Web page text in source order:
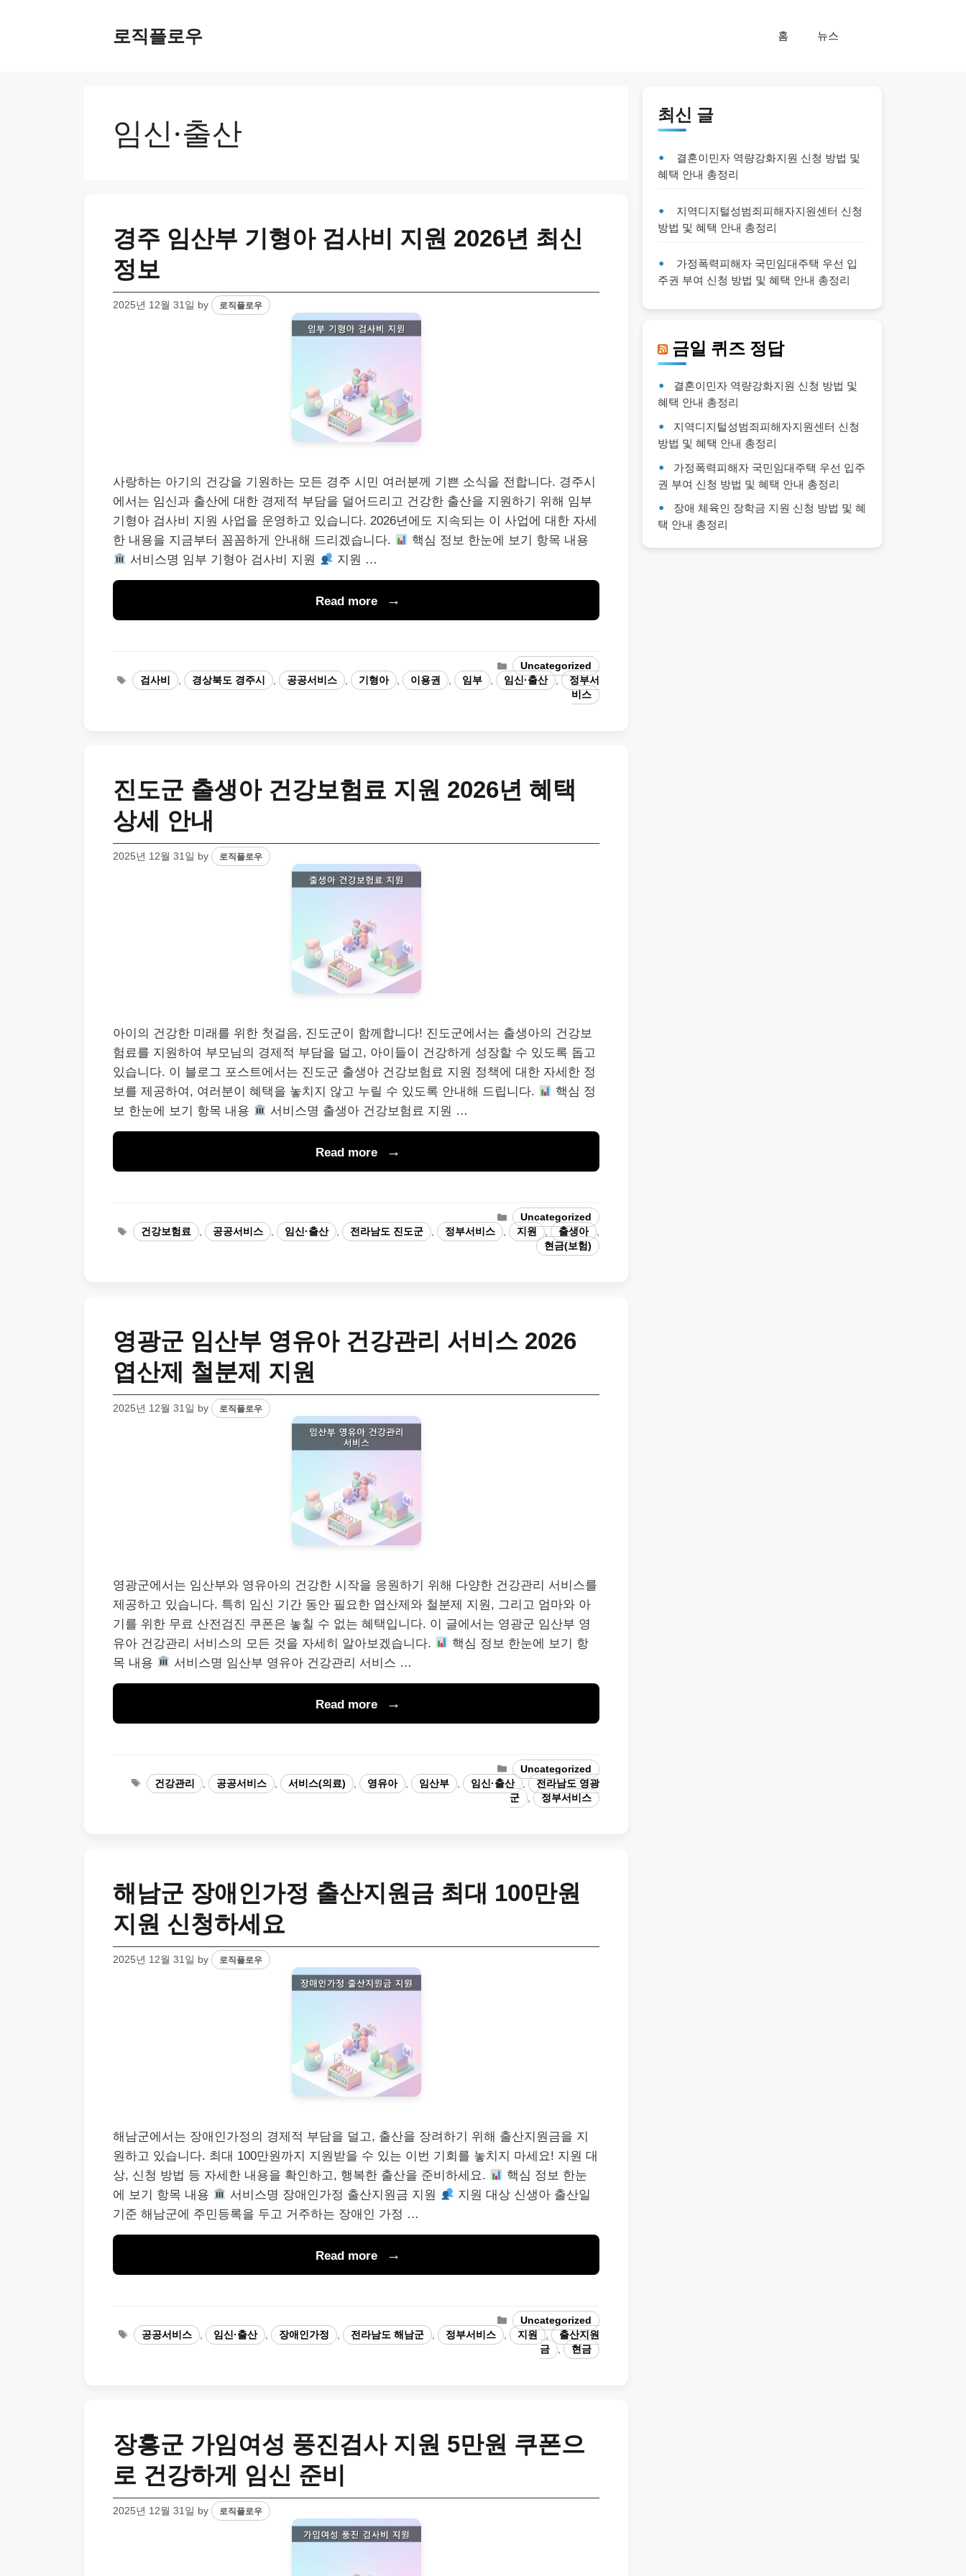
로직플로우 홈 뉴스
임신·출산
경주 임산부 기형아 검사비 지원 2026년 최신
정보
2025년 12월 31일 by 로직플로우
사랑하는 아기의 건강을 기원하는 모든 경주 시민 여러분께 기쁜 소식을 전합니다. 경주시
에서는 임신과 출산에 대한 경제적 부담을 덜어드리고 건강한 출산을 지원하기 위해 임부
기형아 검사비 지원 사업을 운영하고 있습니다. 2026년에도 지속되는 이 사업에 대한 자세
한 내용을 지금부터 꼼꼼하게 안내해 드리겠습니다.
핵심 정보 한눈에 보기 항목 내용
서비스명 임부 기형아 검사비 지원
지원 …
Read more
Categories
Uncategorized
Tags검사비 , 경상북도 경주시 , 공공서비스 , 기형아 , 이용권 , 임부 , 임신·출산 ,
정부서
비스
진도군 출생아 건강보험료 지원 2026년 혜택
상세 안내
2025년 12월 31일 by 로직플로우
아이의 건강한 미래를 위한 첫걸음, 진도군이 함께합니다! 진도군에서는 출생아의 건강보
험료를 지원하여 부모님의 경제적 부담을 덜고, 아이들이 건강하게 성장할 수 있도록 돕고
있습니다. 이 블로그 포스트에서는 진도군 출생아 건강보험료 지원 정책에 대한 자세한 정
보를 제공하여, 여러분이 혜택을 놓치지 않고 누릴 수 있도록 안내해 드립니다.
핵심 정
보 한눈에 보기 항목 내용
서비스명 출생아 건강보험료 지원 …
Read more
Categories
Uncategorized
Tags건강보험료 , 공공서비스 , 임신·출산 , 전라남도 진도군 , 정부서비스 , 지원 , 출생아
,
현금(보험)
영광군 임산부 영유아 건강관리 서비스 2026
엽산제 철분제 지원
2025년 12월 31일 by 로직플로우
영광군에서는 임산부와 영유아의 건강한 시작을 응원하기 위해 다양한 건강관리 서비스를
제공하고 있습니다. 특히 임신 기간 동안 필요한 엽산제와 철분제 지원, 그리고 엄마와 아
기를 위한 무료 산전검진 쿠폰은 놓칠 수 없는 혜택입니다. 이 글에서는 영광군 임산부 영
유아 건강관리 서비스의 모든 것을 자세히 알아보겠습니다.
핵심 정보 한눈에 보기 항
목 내용
서비스명 임산부 영유아 건강관리 서비스 …
Read more
Categories
Uncategorized
Tags건강관리 공공서비스 서비스(의료) 영유아 임산부 임신·출산
전라남도 영광
군
정부서비스
해남군 장애인가정 출산지원금 최대 100만원
지원 신청하세요
2025년 12월 31일 by 로직플로우
해남군에서는 장애인가정의 경제적 부담을 덜고, 출산을 장려하기 위해 출산지원금을 지
원하고 있습니다. 최대 100만원까지 지원받을 수 있는 이번 기회를 놓치지 마세요! 지원 대
상, 신청 방법 등 자세한 내용을 확인하고, 행복한 출산을 준비하세요.
핵심 정보 한눈
에 보기 항목 내용
서비스명 장애인가정 출산지원금 지원
지원 대상 신생아 출산일
기준 해남군에 주민등록을 두고 거주하는 장애인 가정 …
Read more
Categories
Uncategorized
Tags공공서비스 임신·출산 장애인가정 전라남도 해남군 정부서비스 지원
출산지원
금
현금
장흥군 가임여성 풍진검사 지원 5만원 쿠폰으
로 건강하게 임신 준비
2025년 12월 31일 by 로직플로우
최신 글
결혼이민자 역량강화지원 신청 방법 및
혜택 안내 총정리
지역디지털성범죄피해자지원센터 신청
방법 및 혜택 안내 총정리
가정폭력피해자 국민임대주택 우선 입
주권 부여 신청 방법 및 혜택 안내 총정리
금일 퀴즈 정답
결혼이민자 역량강화지원 신청 방법 및
혜택 안내 총정리
지역디지털성범죄피해자지원센터 신청
방법 및 혜택 안내 총정리
가정폭력피해자 국민임대주택 우선 입주
권 부여 신청 방법 및 혜택 안내 총정리
장애 체육인 장학금 지원 신청 방법 및 혜
택 안내 총정리